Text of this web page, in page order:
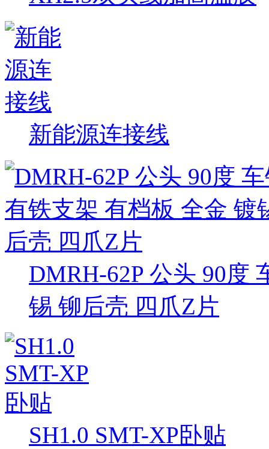
新能源连接线
DMRH-62P 公头 90度
锡 铆后壳 四爪Z片
SH1.0 SMT-XP卧贴